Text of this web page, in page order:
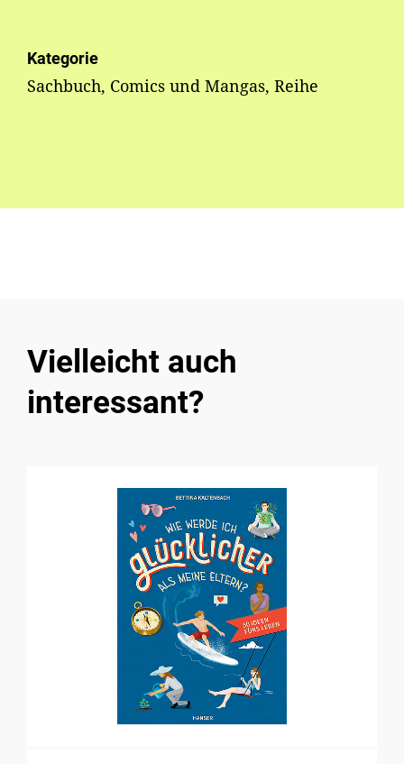
Kategorie
Sachbuch, Comics und Mangas, Reihe
Vielleicht auch
interessant?